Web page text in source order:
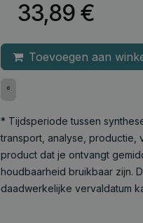
33,89 €
Toevoegen aan
°
* Tijdsperiode tussen
transport, analyse, productie,
product dat je ontvangt
houdbaarheid bruikbaar zijn.
daadwerkelijke vervaldatum